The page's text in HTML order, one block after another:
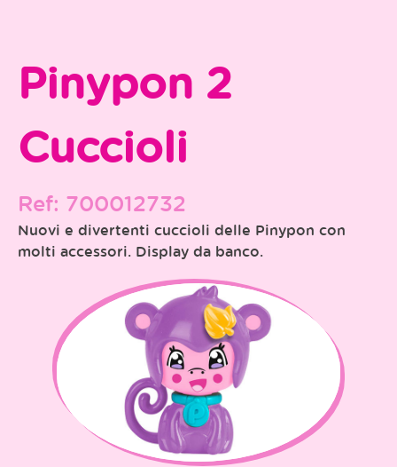
Pinypon 2
Cuccioli
Ref: 700012732
Nuovi e divertenti cuccioli delle Pinypon con
molti accessori. Display da banco.